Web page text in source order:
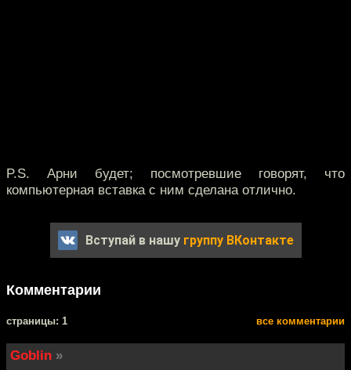
P.S. Арни будет; посмотревшие говорят, что
компьютерная вставка с ним сделана отлично.
Вступай в нашу группу ВКонтакте
Комментарии
cтраницы: 1 все комментарии
Goblin »